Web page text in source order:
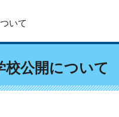
いて
校公開について